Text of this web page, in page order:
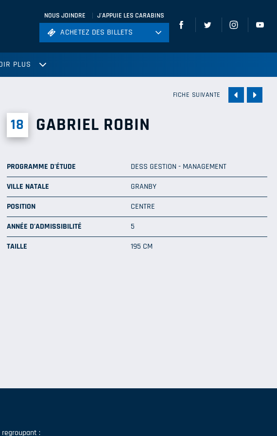
NOUS JOINDRE J'APPUIE LES CARABINS
ACHETEZ DES BILLETS
Volleyball
ACHETEZ DES BILLETS
PLUS
FICHE SUIVANTE
18 GABRIEL ROBIN
PROGRAMME D'ÉTUDE
DESS GESTION - MANAGEMENT
VILLE NATALE
GRANBY
POSITION
CENTRE
ANNÉE D'ADMISSIBILITÉ
5
TAILLE
195 CM
regroupant :